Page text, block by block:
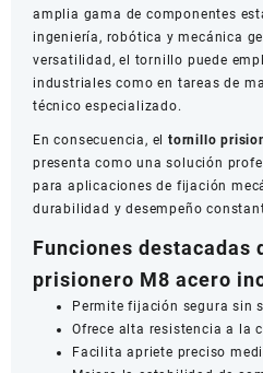
amplia gama de componentes
ingeniería, robótica y mecánica
versatilidad, el tornillo puede
industriales como en tareas de
técnico especializado.
En consecuencia, el tornillo
presenta como una solución
para aplicaciones de fijación
durabilidad y desempeño
Funciones destacadas
prisionero M8 acero
Permite fijación segura sin
Ofrece alta resistencia a la
Facilita apriete preciso